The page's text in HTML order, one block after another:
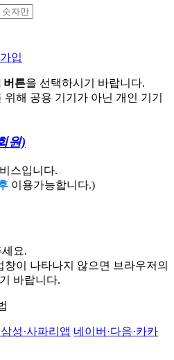
입
버튼을 선택하시기 바랍니다.
해 공용 기기가 아닌 개인 기기
원)
스입니다.
이용가능합니다.)
요.
창이 나타나지 않으면 브라우저의
바랍니다.
성·사파리앱 네이버·다음·카카